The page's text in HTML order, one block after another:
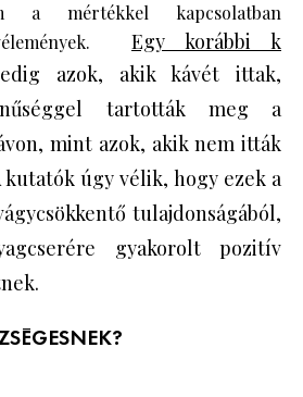
a mértékkel kapcsolatban
Egy korábbi k
azok, akik kávét ittak,
tartották meg a
mint azok, akik nem itták
kutatók úgy vélik, hogy ezek a
tulajdonságából,
gyakorolt pozitív